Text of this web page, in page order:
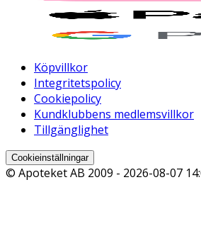
Köpvillkor
Integritetspolicy
Cookiepolicy
Kundklubbens medlemsvillkor
Tillgänglighet
Cookieinställningar
© Apoteket AB 2009 - 2026-08-07